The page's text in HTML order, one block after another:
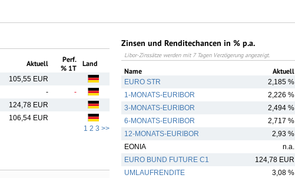
Aktuell
Perf.
% 1T
Land
105,55 EUR
-
-
124,78 EUR
106,54 EUR
1 2 3 >>
Zinsen und Renditechancen in % p.a.
Libor-Zinssätze werden mit 7 Tagen Verzögerung angezeigt.
Name Aktuell
EURO STR 2,185 %
1-MONATS-EURIBOR
2,226 %
3-MONATS-EURIBOR
2,494 %
6-MONATS-EURIBOR
2,717 %
12-MONATS-EURIBOR
2,93 %
EONIA
n.a.
EURO BUND FUTURE C1
124,78 EUR
UMLAUFRENDITE
3,08 %